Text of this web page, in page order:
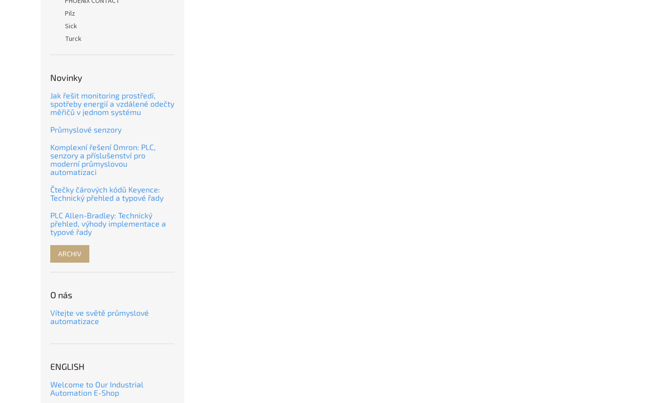
Pilz
Sick
Turck
Novinky
Jak řešit monitoring prostředí,
spotřeby energií a vzdálené odečty
měřičů v jednom systému
Průmyslové senzory
Komplexní řešení Omron: PLC,
senzory a příslušenství pro
moderní průmyslovou
automatizaci
Čtečky čárových kódů Keyence:
Technický přehled a typové řady
PLC Allen-Bradley: Technický
přehled, výhody implementace a
typové řady
ARCHIV
O nás
Vítejte ve světě průmyslové
automatizace
ENGLISH
Welcome to Our Industrial
Automation E-Shop